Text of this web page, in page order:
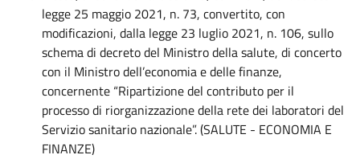
legge 25 maggio 2021, n. 73, convertito, con
modificazioni, dalla legge 23 luglio 2021, n. 106, sullo
schema di decreto del Ministro della salute, di concerto
con il Ministro dell’economia e delle finanze,
concernente “Ripartizione del contributo per il
processo di riorganizzazione della rete dei laboratori del
Servizio sanitario nazionale”. (SALUTE - ECONOMIA E
FINANZE)